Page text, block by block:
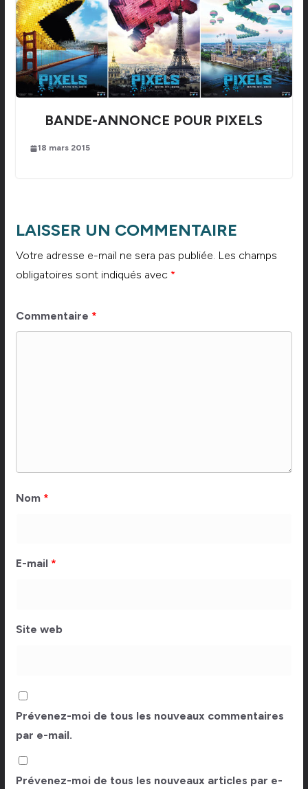
BANDE-ANNONCE POUR PIXELS
18 mars 2015
LAISSER UN COMMENTAIRE
Votre adresse e-mail ne sera pas publiée. Les champs
obligatoires sont indiqués avec *
Commentaire *
Nom *
E-mail *
Site web
Prévenez-moi de tous les nouveaux commentaires
par e-mail.
Prévenez-moi de tous les nouveaux articles par e-